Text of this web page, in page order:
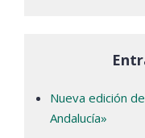
Nueva edición
Andalucía»